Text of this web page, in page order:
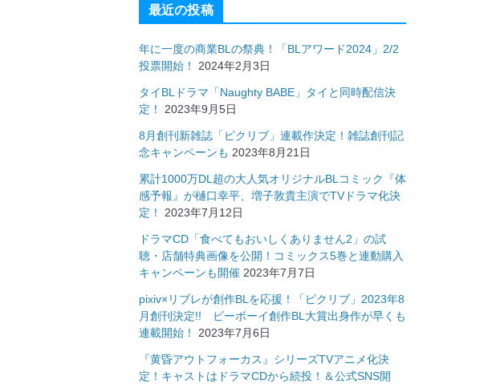
最近の投稿
年に一度の商業BLの祭典！「BLアワード2024」2/2
投票開始！
2024年2月3日
タイBLドラマ「Naughty BABE」タイと同時配信決
定！
2023年9月5日
8月創刊新雑誌「ピクリブ」連載作決定！雑誌創刊記
念キャンペーンも 2023年8月21日
累計1000万DL超の大人気オリジナルBLコミック『体
感予報』が樋口幸平、増子敦貴主演でTVドラマ化決
定！
2023年7月12日
ドラマCD「食べてもおいしくありません2」の試
聴・店舗特典画像を公開！コミックス5巻と連動購入
キャンペーンも開催 2023年7月7日
pixiv×リブレが創作BLを応援！「ピクリブ」2023年8
月創刊決定!! ビーボーイ創作BL大賞出身作が早くも
連載開始！
2023年7月6日
『黄昏アウトフォーカス』シリーズTVアニメ化決
定！キャストはドラマCDから続投！＆公式SNS開